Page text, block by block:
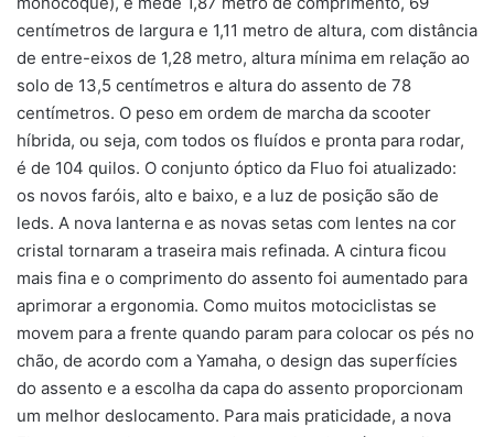
centímetros de largura e 1,11 metro de altura, com distância
de entre-eixos de 1,28 metro, altura mínima em relação ao
solo de 13,5 centímetros e altura do assento de 78
centímetros. O peso em ordem de marcha da scooter
híbrida, ou seja, com todos os fluídos e pronta para rodar,
é de 104 quilos. O conjunto óptico da Fluo foi atualizado:
os novos faróis, alto e baixo, e a luz de posição são de
leds. A nova lanterna e as novas setas com lentes na cor
cristal tornaram a traseira mais refinada. A cintura ficou
mais fina e o comprimento do assento foi aumentado para
aprimorar a ergonomia. Como muitos motociclistas se
movem para a frente quando param para colocar os pés no
chão, de acordo com a Yamaha, o design das superfícies
do assento e a escolha da capa do assento proporcionam
um melhor deslocamento. Para mais praticidade, a nova